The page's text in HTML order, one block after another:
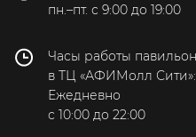
пн.–пт. с 9:00 до 19:00
Часы работы
в ТЦ «АФИМолл Сити»:
Ежедневно
с 10:00 до 22:00